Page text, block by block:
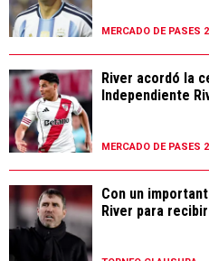
MERCADO DE PASES
River acordó la
Independiente
MERCADO DE PASES
Con un
River para